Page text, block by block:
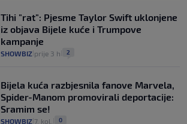
Tihi "rat": Pjesme Taylor Swift uklonjene
iz objava Bijele kuće i Trumpove
kampanje
SHOWBIZ prije 3 h 2
Bijela kuća razbjesnila fanove Marvela,
Spider-Manom promovirali deportacije:
Sramim se!
SHOWBIZ 7. kol. 0